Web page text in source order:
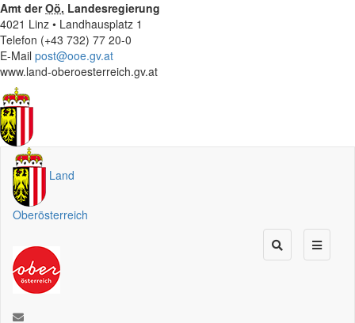
Amt derOö. Landesregierung
4021 Linz • Landhausplatz 1
Telefon (+43 732) 77 20-0
E-Mail post@ooe.gv.at
www.land-oberoesterreich.gv.at
Land
Oberösterreich